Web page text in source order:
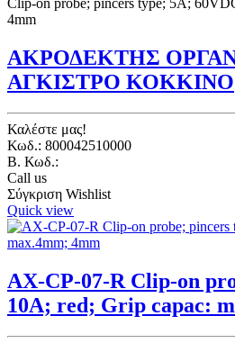
Clip-on probe; pincers type; 5A;
4mm
ΑΚΡΟΔΕΚΤΗΣ
ΑΓΚΙΣΤΡΟ ΚΟΚΚΙΝΟ
Καλέστε μας!
Κωδ.: 800042510000
B. Κωδ.:
Call us
Σύγκριση Wishlist
Quick view
AX-CP-07-R Clip-on
10A; red; Grip capac: